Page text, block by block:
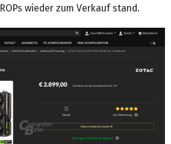
wieder zum Verkauf stand.